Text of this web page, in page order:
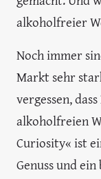
alkoholfreier
Noch immer
Markt sehr
vergessen,
alkoholfreien
Curiosity« ist
Genuss und